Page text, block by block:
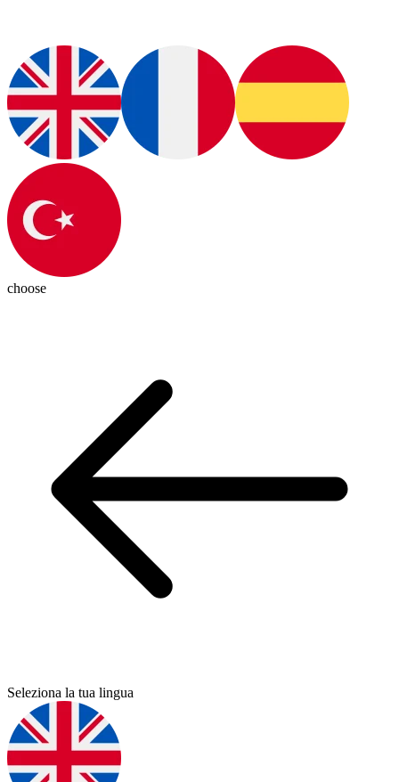
choose
Seleziona la tua lingua